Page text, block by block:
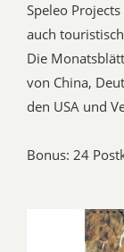
Speleo
auch
Die
von China,
den USA und
Bonus: 24